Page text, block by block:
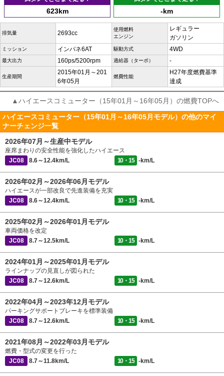
623km -km
排気量 2693cc
使用燃料
エンジン
レギュラー
ガソリン
ミッション インパネ6AT 駆動方式 4WD
最大出力 160ps/5200rpm 過給器（ターボ） -
生産期間
2015年01月～201
6年05月
燃費性能
H27年度燃費基準
達成
▲ハイエースコミューター（15年01月～16年05月）の燃費TOPへ
ハイエースコミューター（15年01月～16年05月モデル）の他のマイ
ナーチェンジ一覧
2026年07月～生産中モデル
座席まわりの安全性能を強化したハイエース
JC08
8.6～12.4km/L 10・15 -km/L
2026年02月～2026年06月モデル
ハイエースが一部改良で先進装備を充実
JC08
8.6～12.4km/L 10・15 -km/L
2025年02月～2026年01月モデル
車両価格を改定
JC08
8.7～12.5km/L 10・15 -km/L
2024年01月～2025年01月モデル
ラインナップの見直しが図られた
JC08
8.7～12.6km/L 10・15 -km/L
2022年04月～2023年12月モデル
パーキングサポートブレーキを標準装備
JC08
8.7～12.6km/L 10・15 -km/L
2021年08月～2022年03月モデル
燃費・型式の変更を行った
JC08
8.7～11.8km/L 10・15 -km/L